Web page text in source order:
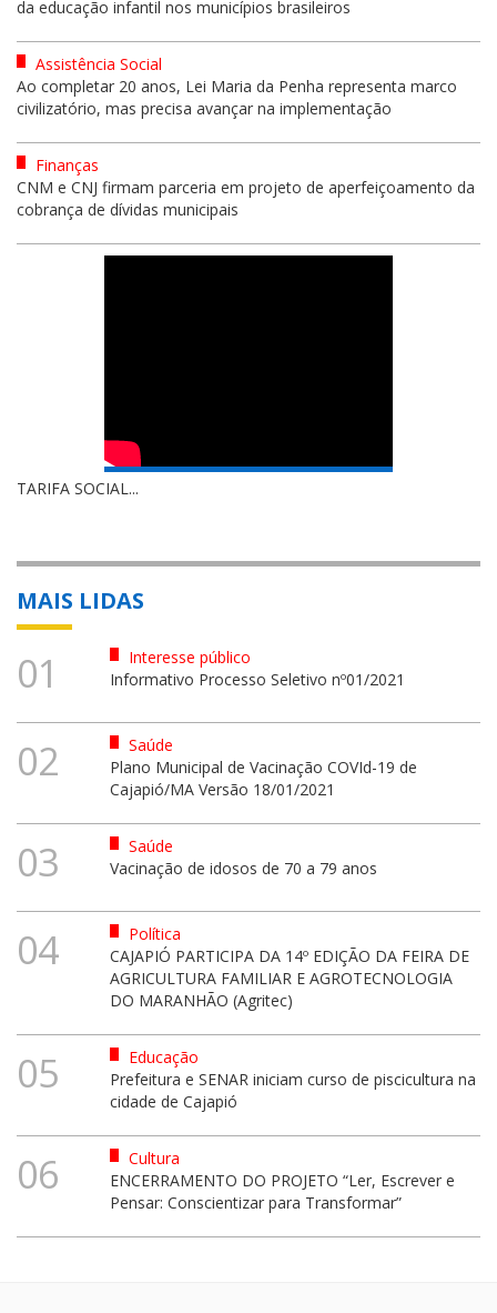
da educação infantil nos municípios brasileiros
Assistência Social
Ao completar 20 anos, Lei Maria da Penha representa marco
civilizatório, mas precisa avançar na implementação
Finanças
CNM e CNJ firmam parceria em projeto de aperfeiçoamento da
cobrança de dívidas municipais
TARIFA SOCIAL...
MAIS LIDAS
01
Interesse público
Informativo Processo Seletivo nº01/2021
02
Saúde
Plano Municipal de Vacinação COVId-19 de
Cajapió/MA Versão 18/01/2021
03
Saúde
Vacinação de idosos de 70 a 79 anos
04
Política
CAJAPIÓ PARTICIPA DA 14º EDIÇÃO DA FEIRA DE
AGRICULTURA FAMILIAR E AGROTECNOLOGIA
DO MARANHÃO (Agritec)
05
Educação
Prefeitura e SENAR iniciam curso de piscicultura na
cidade de Cajapió
06
Cultura
ENCERRAMENTO DO PROJETO “Ler, Escrever e
Pensar: Conscientizar para Transformar”